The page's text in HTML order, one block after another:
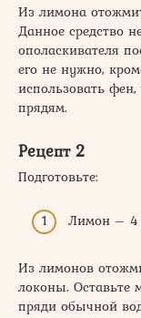
Из лимона
Данное средство
ополаскивателя
его не нужно,
использовать
прядям.
Рецепт 2
Подготовьте:
Лимон – 4
Из лимонов
локоны. Оставьте
пряди обычной